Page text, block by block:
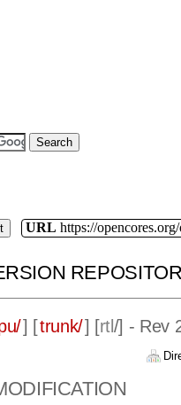
URL https://
] [trunk/] [rtl/] - Rev